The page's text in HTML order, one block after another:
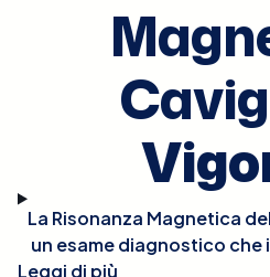
La Risonanza Magnetica
un esame diagnostico
magnetici per generare
Leggi di più